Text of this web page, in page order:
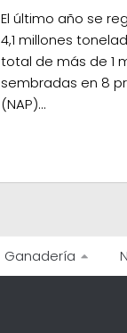
El último año se
4,1 millones
total de más de 1
sembradas en 8
(NAP)...
Ganadería